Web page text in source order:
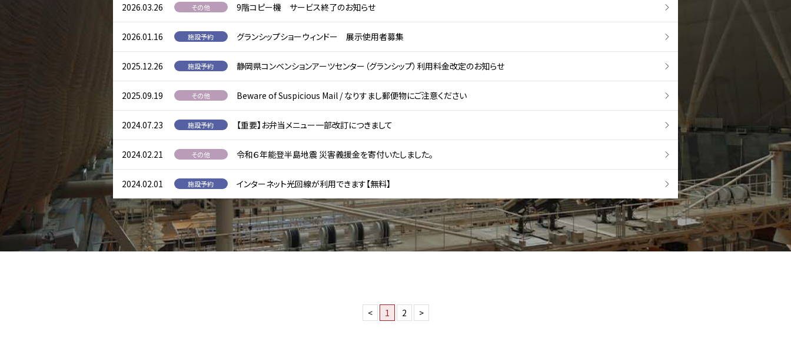
2026.03.26 その他 9階コピー機 サービス終了のお知らせ
2026.01.16 施設予約 グランシップショーウィンドー 展示使用者募集
2025.12.26 施設予約 静岡県コンベンションアーツセンター（グランシップ）利用料金改定のお知らせ
2025.09.19 その他 Beware of Suspicious Mail / なりすまし郵便物にご注意ください
2024.07.23 施設予約 【重要】お弁当メニュー一部改訂につきまして
2024.02.21 その他 令和６年能登半島地震 災害義援金を寄付いたしました。
2024.02.01 施設予約 インターネット光回線が利用できます【無料】
< 1 2 >